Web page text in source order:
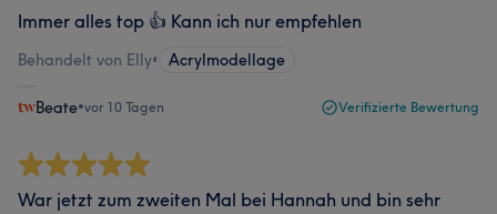
Immer alles top 👍 Kann ich nur empfehlen
Behandelt von Elly• Acrylmodellage
Beate•vor 10 Tagen Verifizierte Bewertung
War jetzt zum zweiten Mal bei Hannah und bin sehr